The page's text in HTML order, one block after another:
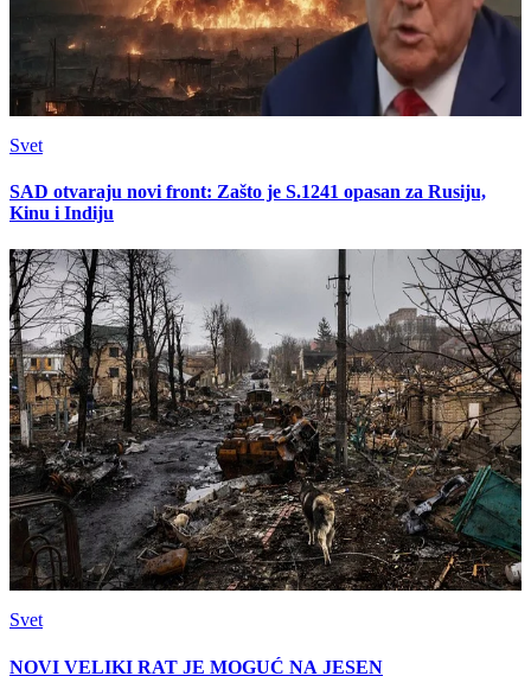
Svet
SAD otvaraju novi front: Zašto je S.1241 opasan za Rusiju,
Kinu i Indiju
Svet
NOVI VELIKI RAT JE MOGUĆ NA JESEN